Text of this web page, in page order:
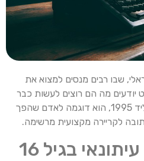
שבו רבים מנסים למצוא את
מה הם רוצים לעשות כבר
מגיל צעיר. נבו שפיר, יליד 1995, הוא דוגמה לאדם שהפך
לקריירה מקצועית מרשימה.
בגיל 16